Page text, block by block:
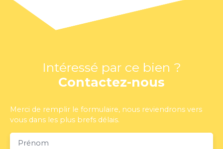
Intéressé par ce bien ?
Contactez-nous
Merci de remplir le formulaire, nous reviendrons vers
vous dans les plus brefs délais.
Prénom